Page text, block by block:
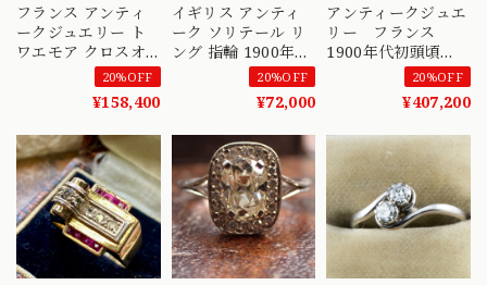
フランス アンティ
ークジュエリー ト
ワエモア クロスオ
ーバー デザイン
K18 ゴールド コン
ビカラー リング
印 DR00733
20%OFF
¥158,400
イギリス アンティ
ーク ソリテール リ
ング 指輪 1900年前
半頃 K18 Pt サーキ
ュラーカットダイヤ
モンド DR00279
20%OFF
¥72,000
アンティークジュエ
リー フランス
1900年代初頭頃
様々なアンティーク
ダイヤモンドが集ま
ったブーケ（花束）
DR00456
20%OFF
¥407,200